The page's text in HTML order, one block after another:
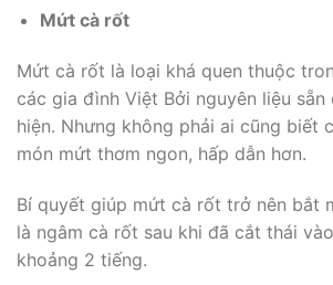
Mứt cà rốt
Mứt cà rốt là loại khá quen thuộc
các gia đình Việt Bởi nguyên liệu
hiện. Nhưng không phải ai cũng biết
món mứt thơm ngon, hấp dẫn hơn.
Bí quyết giúp mứt cà rốt trở nên bắt
là ngâm cà rốt sau khi đã cắt thái
khoảng 2 tiếng.